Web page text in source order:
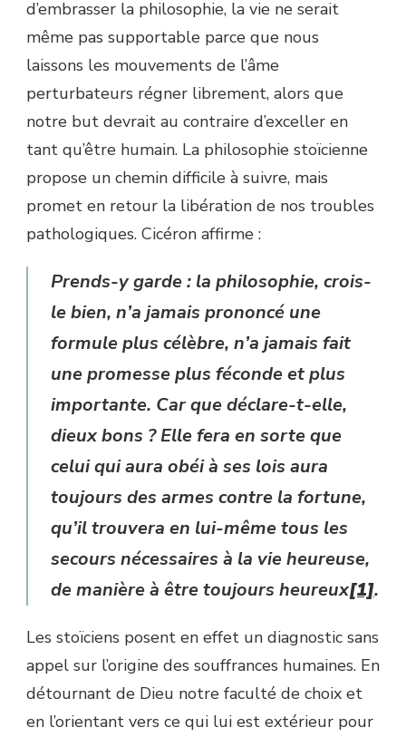
d’embrasser la philosophie, la vie ne serait
même pas supportable parce que nous
laissons les mouvements de l’âme
perturbateurs régner librement, alors que
notre but devrait au contraire d’exceller en
tant qu’être humain. La philosophie stoïcienne
propose un chemin difficile à suivre, mais
promet en retour la libération de nos troubles
pathologiques. Cicéron affirme :
Prends-y garde : la philosophie, crois-
le bien, n’a jamais prononcé une
formule plus célèbre, n’a jamais fait
une promesse plus féconde et plus
importante. Car que déclare-t-elle,
dieux bons ? Elle fera en sorte que
celui qui aura obéi à ses lois aura
toujours des armes contre la fortune,
qu’il trouvera en lui-même tous les
secours nécessaires à la vie heureuse,
de manière à être toujours heureux[1].
Les stoïciens posent en effet un diagnostic sans
appel sur l’origine des souffrances humaines. En
détournant de Dieu notre faculté de choix et
en l’orientant vers ce qui lui est extérieur pour